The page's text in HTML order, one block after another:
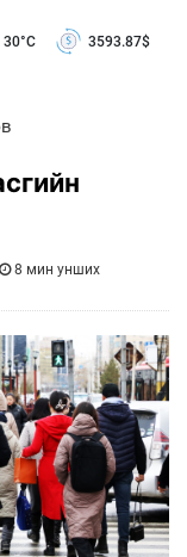
30°C 3593.87$
8 мин унших